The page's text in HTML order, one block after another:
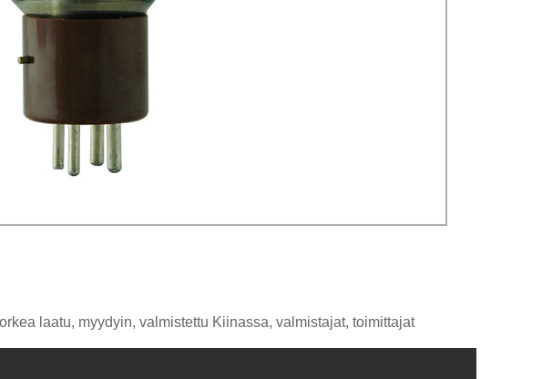
laatu, myydyin, valmistettu Kiinassa, valmistajat, toimittajat